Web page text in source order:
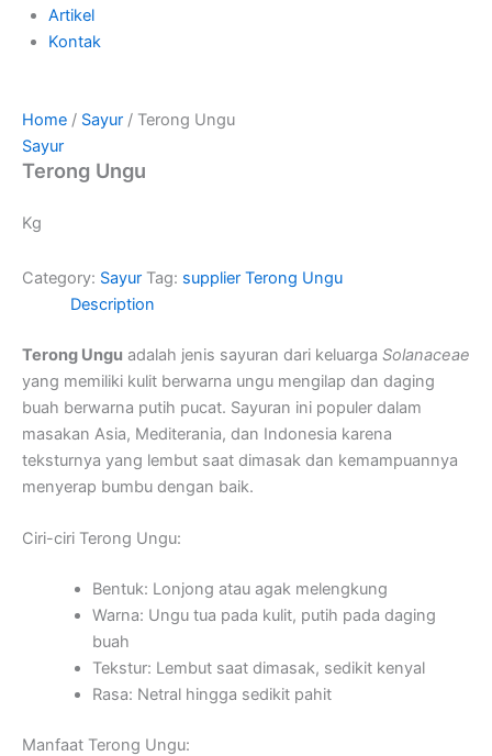
Artikel
Kontak
Home / Sayur / Terong Ungu
Sayur
Terong Ungu
Kg
Category: Sayur Tag: supplier Terong Ungu
Description
Terong Ungu adalah jenis sayuran dari keluarga Solanaceae
yang memiliki kulit berwarna ungu mengilap dan daging
buah berwarna putih pucat. Sayuran ini populer dalam
masakan Asia, Mediterania, dan Indonesia karena
teksturnya yang lembut saat dimasak dan kemampuannya
menyerap bumbu dengan baik.
Ciri-ciri Terong Ungu:
Bentuk: Lonjong atau agak melengkung
Warna: Ungu tua pada kulit, putih pada daging
buah
Tekstur: Lembut saat dimasak, sedikit kenyal
Rasa: Netral hingga sedikit pahit
Manfaat Terong Ungu: